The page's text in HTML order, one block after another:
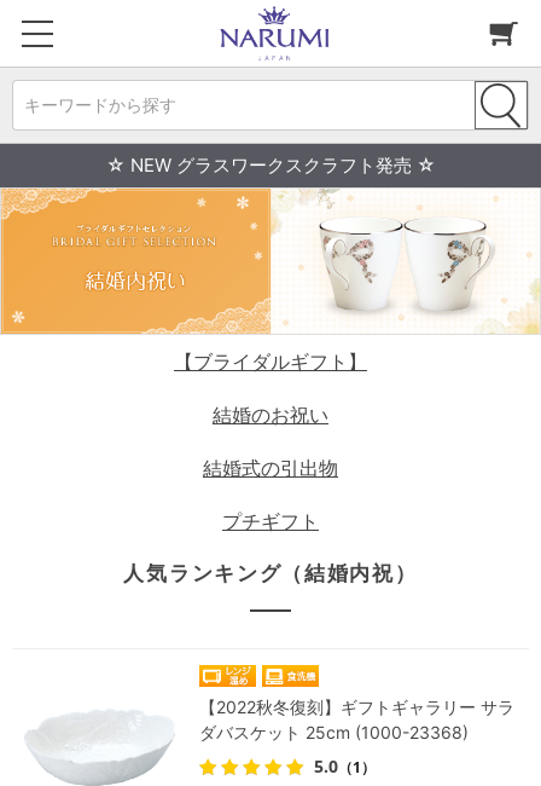
キーワードから探す
☆ NEW グラスワークスクラフト発売 ☆
【ブライダルギフト】
結婚のお祝い
結婚式の引出物
プチギフト
人気ランキング（結婚内祝）
【2022秋冬復刻】ギフトギャラリー サラ
ダバスケット 25cm (1000-23368)
5.0 （1）